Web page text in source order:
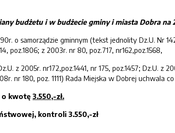
budżetui w budżecie gminy i miasta Dobra na
o samorządzie gminnym (tekst jednolity Dz.U. Nr
poz.1806; z 2003r. nr 80, poz.717, nr162,poz.1568,
z 2005r. nr172,poz.1441, nr 175, poz.1457; Dz.U. z
nr 180, poz. 1111) Rada Miejska w Dobrej uchwala
o kwotę 3.550,-zł.
kontroli 3.550,-zł